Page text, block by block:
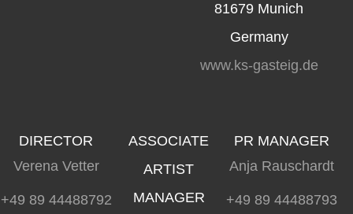
81679 Munich
Germany
www.ks-gasteig.de
DIRECTOR
Verena Vetter
+49 89 44488792
ASSOCIATE
ARTIST
MANAGER
PR MANAGER
Anja Rauschardt
+49 89 44488793